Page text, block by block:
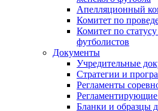
Апелляционный
Комитет по
Комитет по
футболистов
Документы
Учредительные
Стратегии и
Регламенты
Бланки и образцы